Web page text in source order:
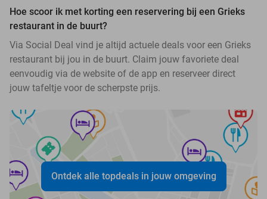
Hoe scoor ik met korting een reservering bij een Grieks
restaurant in de buurt?
Via Social Deal vind je altijd actuele deals voor een Grieks
restaurant bij jou in de buurt. Claim jouw favoriete deal
eenvoudig via de website of de app en reserveer direct
jouw tafeltje voor de scherpste prijs.
Ontdek alle topdeals in jouw omgeving